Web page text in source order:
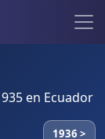
en Ecuador
1936 >